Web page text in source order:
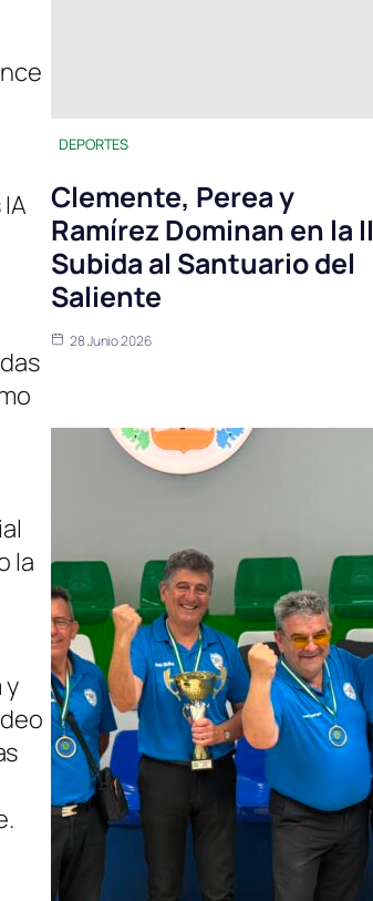
la
y
DEPORTES
Clemente, Perea y
Ramírez Dominan en la II
Subida al Santuario del
Saliente
28 Junio 2026